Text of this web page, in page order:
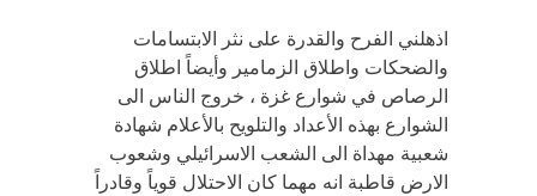
اذهلني الفرح والقدرة على نثر الابتسامات
والضحكات واطلاق الزمامير وأيضاً اطلاق
الرصاص في شوارع غزة ، خروج الناس الى
الشوارع بهذه الأعداد والتلويح بالأعلام شهادة
شعبية مهداة الى الشعب الاسرائيلي وشعوب
الارض قاطبة انه مهما كان الاحتلال قوياً وقادراً